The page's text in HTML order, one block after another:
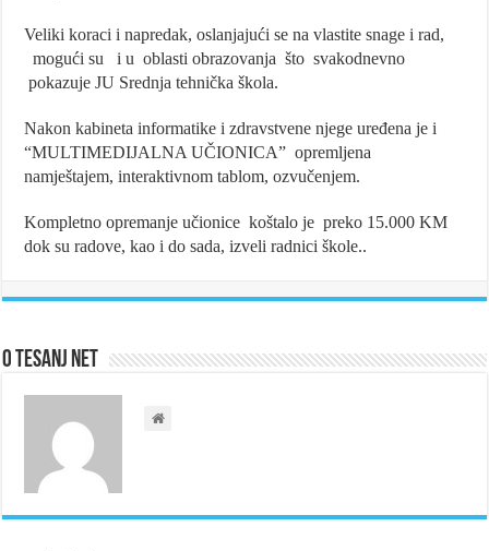
Veliki koraci i napredak, oslanjajući se na vlastite snage i rad,
mogući su i u oblasti obrazovanja što svakodnevno
pokazuje JU Srednja tehnička škola.
Nakon kabineta informatike i zdravstvene njege uređena je i
“MULTIMEDIJALNA UČIONICA” opremljena
namještajem, interaktivnom tablom, ozvučenjem.
Kompletno opremanje učionice koštalo je preko 15.000 KM
dok su radove, kao i do sada, izveli radnici škole..
O Tesanj Net